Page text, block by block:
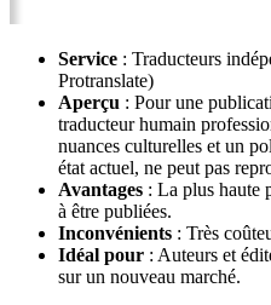
Service : Traducteurs
Protranslate)
Aperçu : Pour une
traducteur humain
nuances culturelles et un
état actuel, ne peut pas
Avantages : La plus haute
à être publiées.
Inconvénients : Très
Idéal pour : Auteurs et
sur un nouveau marché.